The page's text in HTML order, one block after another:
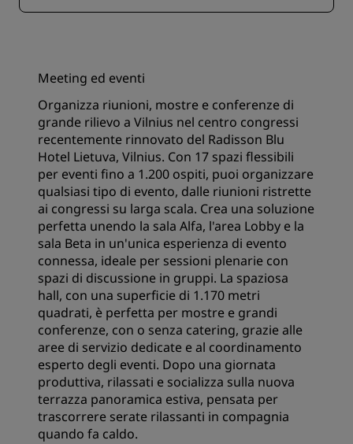
Meeting ed eventi
Organizza riunioni, mostre e conferenze di
grande rilievo a Vilnius nel centro congressi
recentemente rinnovato del Radisson Blu
Hotel Lietuva, Vilnius. Con 17 spazi flessibili
per eventi fino a 1.200 ospiti, puoi organizzare
qualsiasi tipo di evento, dalle riunioni ristrette
ai congressi su larga scala. Crea una soluzione
perfetta unendo la sala Alfa, l'area Lobby e la
sala Beta in un'unica esperienza di evento
connessa, ideale per sessioni plenarie con
spazi di discussione in gruppi. La spaziosa
hall, con una superficie di 1.170 metri
quadrati, è perfetta per mostre e grandi
conferenze, con o senza catering, grazie alle
aree di servizio dedicate e al coordinamento
esperto degli eventi. Dopo una giornata
produttiva, rilassati e socializza sulla nuova
terrazza panoramica estiva, pensata per
trascorrere serate rilassanti in compagnia
quando fa caldo.